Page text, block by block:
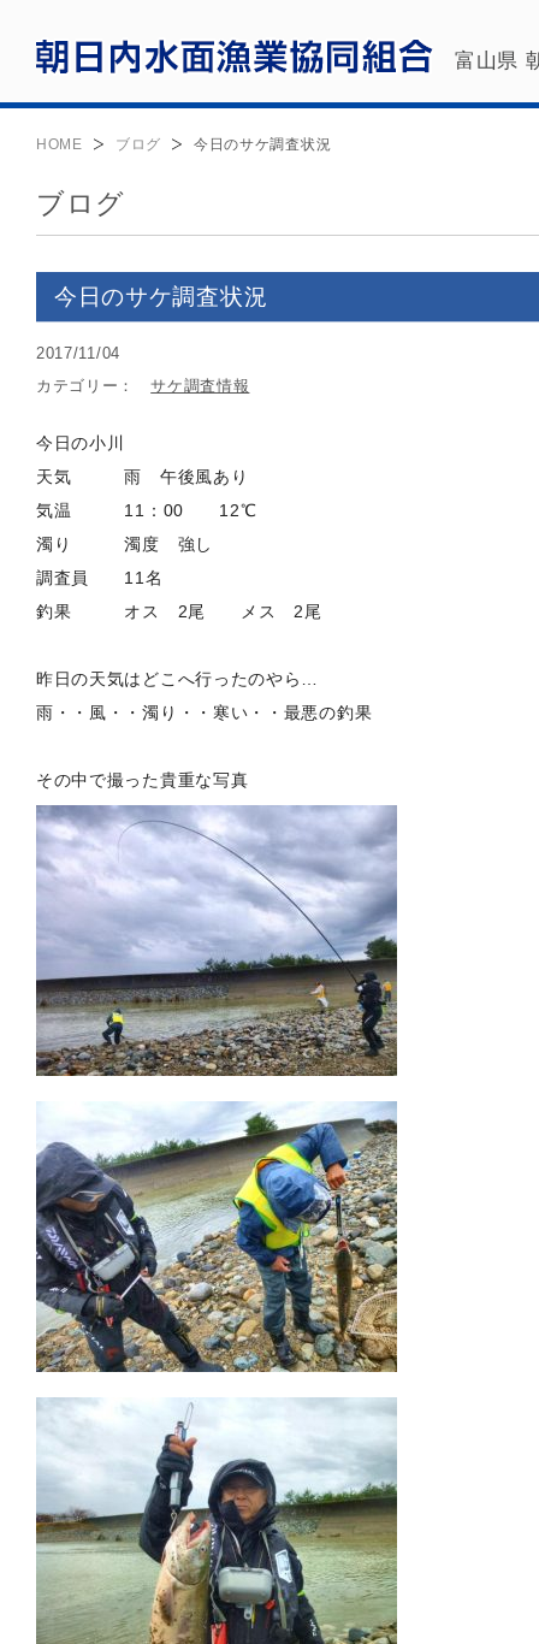
富山県
HOME ブログ 今日のサケ調査状況
ブログ
今日のサケ調査状況
2017/11/04
カテゴリー：
サケ調査情報
今日の小川
天気 雨 午後風あり
気温 11：00 12℃
濁り 濁度 強し
調査員 11名
釣果 オス 2尾 メス 2尾
昨日の天気はどこへ行ったのやら…
雨・・風・・濁り・・寒い・・最悪の釣果
その中で撮った貴重な写真